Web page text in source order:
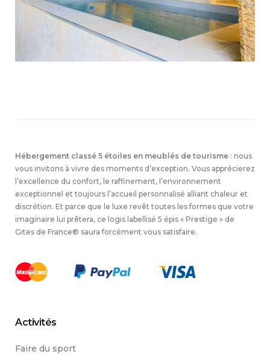
Hébergement classé 5 étoiles en meublés de tourisme : nous
vous invitons à vivre des moments d’exception. Vous apprécierez
l’excellence du confort, le raffinement, l’environnement
exceptionnel et toujours l’accueil personnalisé alliant chaleur et
discrétion. Et parce que le luxe revêt toutes les formes que votre
imaginaire lui prêtera, ce logis labellisé 5 épis « Prestige » de
Gites de France® saura forcément vous satisfaire.
Activités
Faire du sport